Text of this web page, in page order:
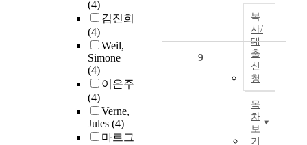
(4)
김진희
(4)
Weil,
Simone
(4)
이은주
(4)
Verne,
Jules (4)
마르그
복
사/
대
출
신
청
목
차
보
기
9